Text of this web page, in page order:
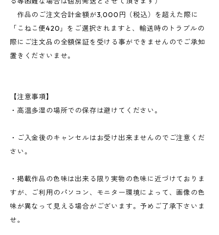
作品のご注文合計金額が3,000円（税込）を超えた際に
「こねこ便420」をご選択されますと、輸送時のトラブルの
際にご注文品の全額保証を受ける事ができませんのでご承知
置きくださいませ。
【注意事項】
・高温多湿の場所での保存は避けてください。
・ご入金後のキャンセルはお受け出来ませんのでご注意くだ
さい。
・掲載作品の色味は出来る限り実物の色味に近づけておりま
すが、ご利用のパソコン、モニター環境によって、画像の色
味が異なって見える場合がございます。予めご了承下さいま
せ。